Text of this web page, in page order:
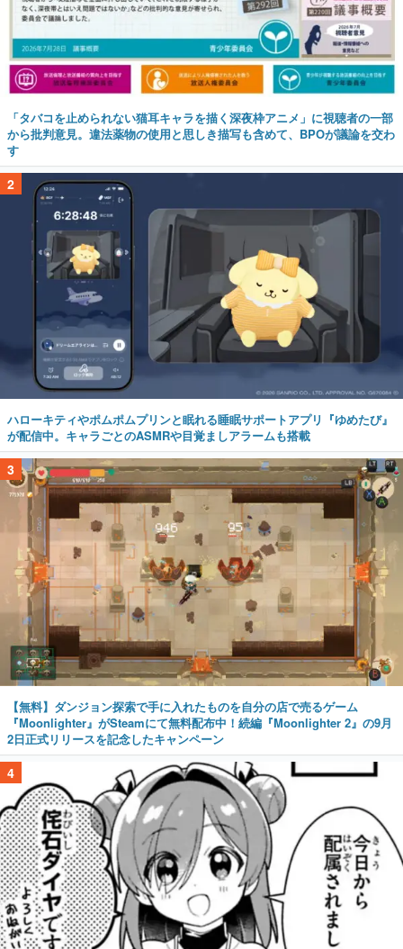
「タバコを止められない猫耳キャラを描く深夜枠アニメ」に視聴者の一部
から批判意見。違法薬物の使用と思しき描写も含めて、BPOが議論を交わ
す
2
ハローキティやポムポムプリンと眠れる睡眠サポートアプリ『ゆめたび』
が配信中。キャラごとのASMRや目覚ましアラームも搭載
3
【無料】ダンジョン探索で手に入れたものを自分の店で売るゲーム
『Moonlighter』がSteamにて無料配布中！続編『Moonlighter 2』の9月
2日正式リリースを記念したキャンペーン
4